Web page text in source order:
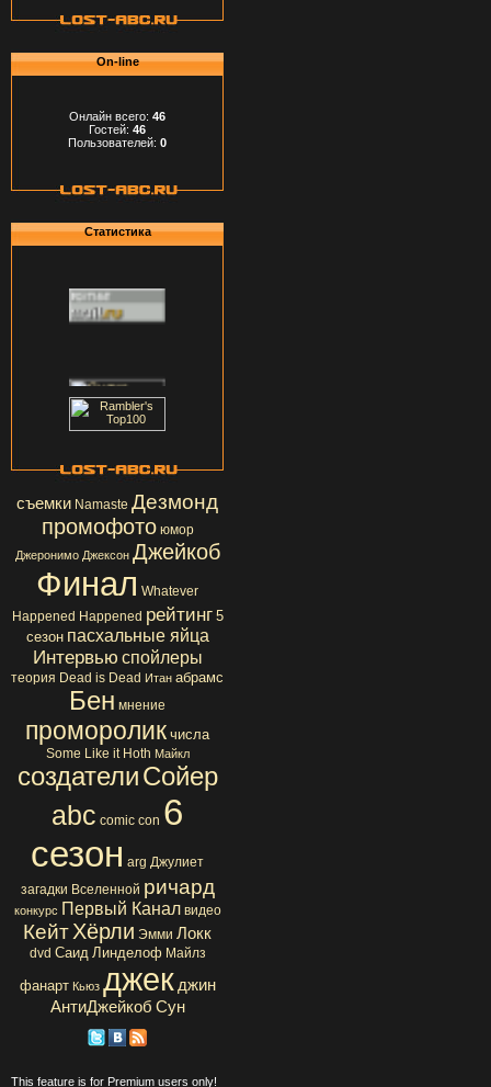
On-line
Онлайн всего: 46
Гостей: 46
Пользователей: 0
Статистика
съемки Namaste Дезмонд
промофото юмор
Джеронимо Джексон Джейкоб
Финал Whatever
Happened Happened рейтинг 5
сезон пасхальные яйца
Интервью спойлеры
теория Dead is Dead Итан абрамс
Бен мнение
проморолик числа
Some Like it Hoth Майкл
создателиСойер
abc comic con 6
сезон arg Джулиет
загадки Вселенной ричард
конкурс Первый Канал видео
КейтХёрли Эмми Локк
dvd Саид Линделоф Майлз
фанарт Кьюз джек джин
АнтиДжейкоб Сун
This feature is for Premium users only!